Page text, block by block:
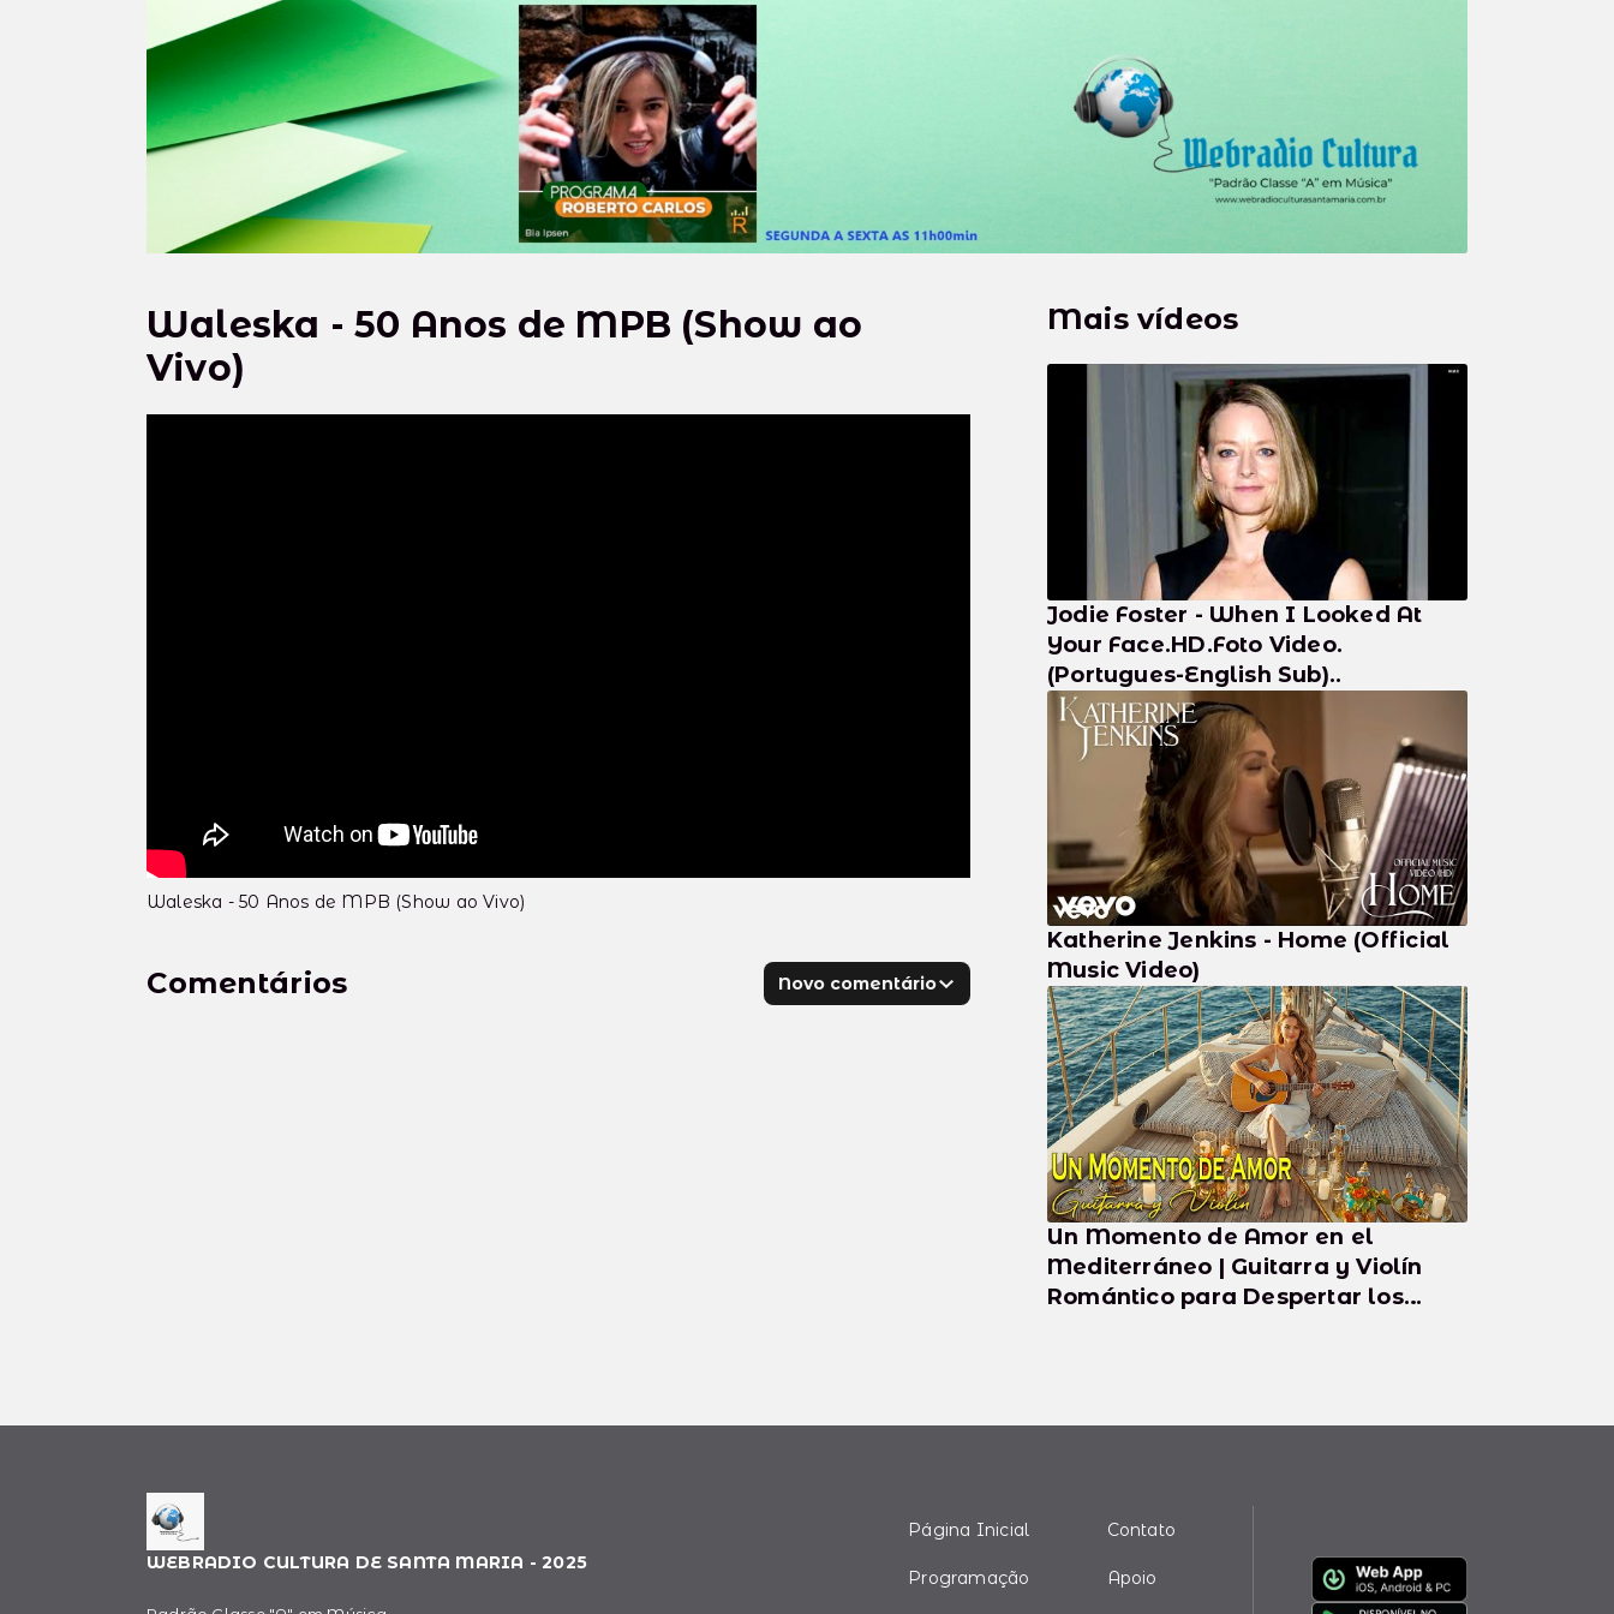
Waleska - 50 Anos de MPB (Show ao
Vivo)
Mais vídeos
Jodie Foster - When I Looked At
Your Face.HD.Foto Video.
(Portugues-English Sub)..
Katherine Jenkins - Home (Official
Music Video)
Un Momento de Amor en el
Mediterráneo | Guitarra y Violín
Romántico para Despertar los
Waleska - 50 Anos de MPB (Show ao Vivo)
Comentários Novo comentário
WEBRADIO CULTURA DE SANTA MARIA - 2025
Página Inicial
Programação
Contato
Apoio